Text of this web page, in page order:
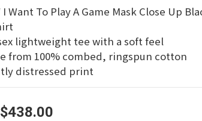
I Want To Play A Game Mask Close Up
lightweight tee with a soft feel
from 100% combed, ringspun cotton
distressed print